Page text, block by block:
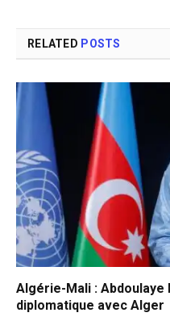
RELATED POSTS
Algérie-Mali : Abdoulaye
diplomatique avec Alger